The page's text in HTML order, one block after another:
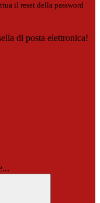
il reset della password
di posta elettronica!